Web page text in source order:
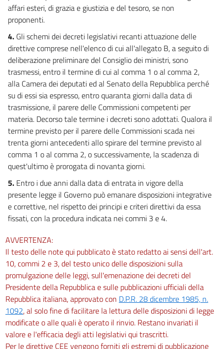
DI DELEGA LEGISLATIVA
26
27
TITOLO II
DISPOSIZIONI PARTICOLARI DI ADEMPIMENTO
DIRETTO E CRITERI SPECIALI
DI DELEGA LEGISLATIVA
CAPO V
SANITÀ E AMBIENTE
28
29
30
31
32
33
34
36
37
38
39
TITOLO II
DISPOSIZIONI PARTICOLARI DI ADEMPIMENTO
DIRETTO E CRITERI SPECIALI
DI DELEGA LEGISLATIVA
CAPO VI
affari esteri, di grazia e giustizia e del tesoro, se non
proponenti.
4. Gli schemi dei decreti legislativi recanti attuazione delle
direttive comprese nell'elenco di cui all'allegato B, a seguito di
deliberazione preliminare del Consiglio dei ministri, sono
trasmessi, entro il termine di cui al comma 1 o al comma 2,
alla Camera dei deputati ed al Senato della Repubblica perché
su di essi sia espresso, entro quaranta giorni dalla data di
trasmissione, il parere delle Commissioni competenti per
materia. Decorso tale termine i decreti sono adottati. Qualora il
termine previsto per il parere delle Commissioni scada nei
trenta giorni antecedenti allo spirare del termine previsto al
comma 1 o al comma 2, o successivamente, la scadenza di
quest'ultimo è prorogata di novanta giorni.
5. Entro i due anni dalla data di entrata in vigore della
presente legge il Governo può emanare disposizioni integrative
e correttive, nel rispetto dei principi e criteri direttivi da essa
fissati, con la procedura indicata nei commi 3 e 4.
AVVERTENZA:
Il testo delle note qui pubblicato è stato redatto ai sensi dell'art.
10, commi 2 e 3, del testo unico delle disposizioni sulla
promulgazione delle leggi, sull'emenazione dei decreti del
Presidente della Repubblica e sulle pubblicazioni ufficiali della
Repubblica italiana, approvato con D.P.R. 28 dicembre 1985, n.
1092, al solo fine di facilitare la lettura delle disposizioni di legge
modificate o alle quali è operato il rinvio. Restano invariati il
valore e l'efficacia degli atti legislativi qui trascritti.
Per le direttive CEE vengono forniti gli estremi di pubblicazione